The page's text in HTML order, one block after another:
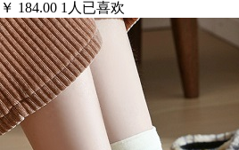
￥ 184.00 1 人已喜欢